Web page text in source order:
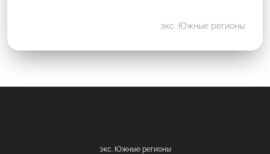
экс. Южные регионы
экс. Южные регионы